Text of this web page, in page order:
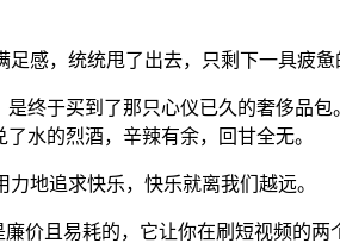
感，统统甩了出去，只剩下一具疲惫
终于买到了那只心仪已久的奢侈品
水的烈酒，辛辣有余，回甘全无。
地追求快乐，快乐就离我们越远。
价且易耗的，它让你在刷短视频的